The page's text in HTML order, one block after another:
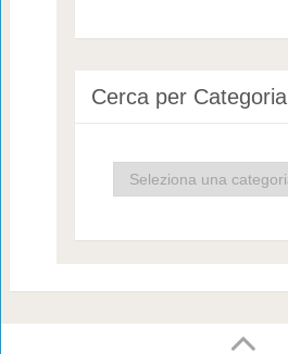
Cerca per Categoria
Cerca
per